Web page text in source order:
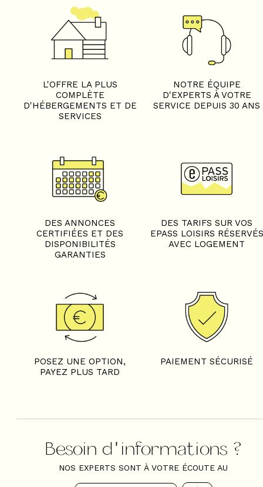
L'OFFRE LA PLUS
COMPLÈTE
D'HÉBERGEMENTS ET DE
SERVICES
NOTRE ÉQUIPE
D'EXPERTS À VOTRE
SERVICE DEPUIS 30 ANS
DES ANNONCES
CERTIFIÉES ET DES
DISPONIBILITÉS
GARANTIES
DES TARIFS SUR VOS
EPASS LOISIRS RÉSERVÉS
AVEC LOGEMENT
POSEZ UNE OPTION,
PAYEZ PLUS TARD
PAIEMENT SÉCURISÉ
Besoin d'informations ?
NOS EXPERTS SONT À VOTRE ÉCOUTE AU